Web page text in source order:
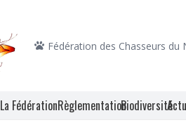
Fédération des Chasseurs du
La FédérationRèglementationBiodiversité